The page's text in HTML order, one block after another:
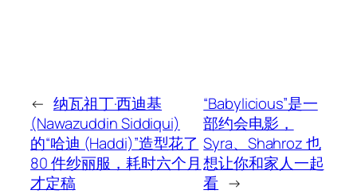
← 纳瓦祖丁·西迪基
(Nawazuddin Siddiqui)
的“哈迪 (Haddi)”造型花了
80 件纱丽服，耗时六个月
才定稿
“Babylicious”是一
部约会电影，
Syra、Shahroz 也
想让你和家人一起
看 →